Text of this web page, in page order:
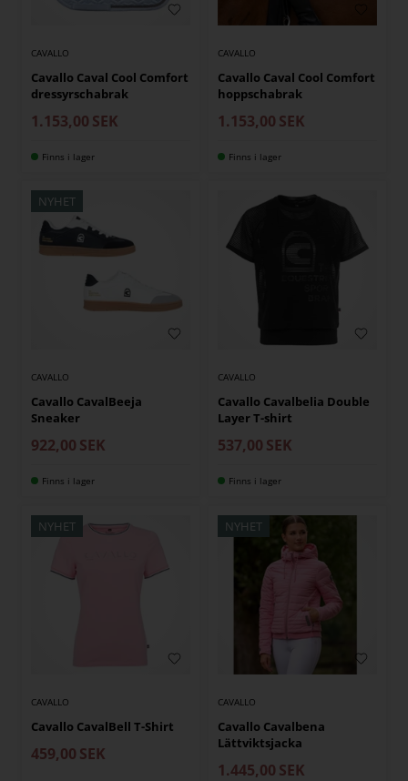
CAVALLO
Cavallo Caval Cool Comfort
dressyrschabrak
1.153,00 SEK
Finns i lager
CAVALLO
Cavallo Caval Cool Comfort
hoppschabrak
1.153,00 SEK
Finns i lager
NYHET
CAVALLO
Cavallo CavalBeeja
Sneaker
922,00 SEK
Finns i lager
CAVALLO
Cavallo Cavalbelia Double
Layer T-shirt
537,00 SEK
Finns i lager
NYHET
CAVALLO
Cavallo CavalBell T-Shirt
459,00 SEK
NYHET
CAVALLO
Cavallo Cavalbena
Lättviktsjacka
1.445,00 SEK